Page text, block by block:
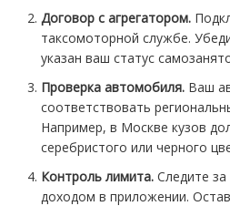
Договор с агрегатором.
таксомоторной службе.
указан ваш статус
Проверка автомобиля. Ваш
соответствовать
Например, в Москве кузов
серебристого или черного
Контроль лимита. Следите
доходом в приложении.